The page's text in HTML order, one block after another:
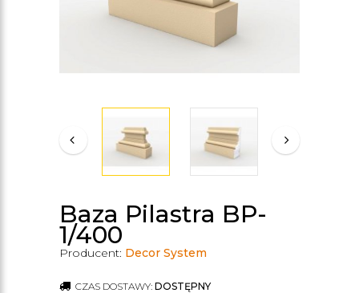
Baza Pilastra BP-
1/400
Producent: Decor System
CZAS DOSTAWY: DOSTĘPNY